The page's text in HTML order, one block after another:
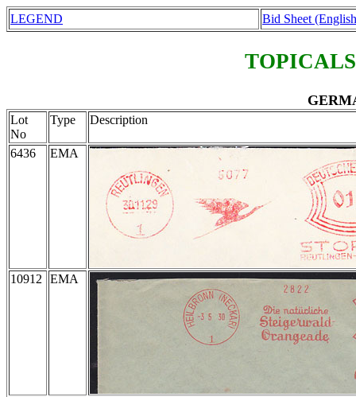
LEGEND Bid Sheet
Lot
No
Type Description
6436 EMA
10912 EMA